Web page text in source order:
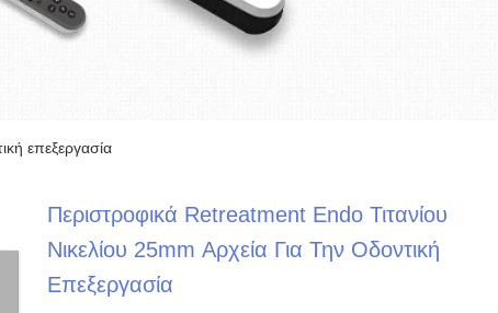
επεξεργασία
Περιστροφικά Retreatment Endo Τιτανίου
Νικελίου 25mm Αρχεία Για Την Οδοντική
Επεξεργασία